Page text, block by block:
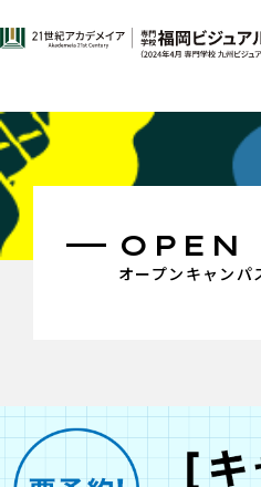
オープンキャンパ
OPEN